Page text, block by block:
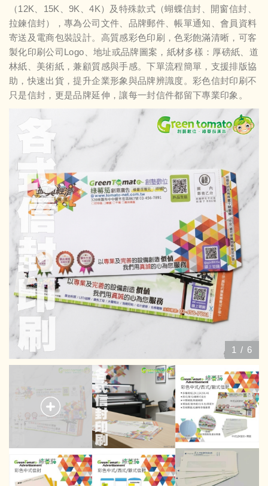
（12K、15K、9K、4K）及特殊款式（蝴蝶信封、開窗信封、
拉鍊信封），專為公司文件、品牌郵件、帳單通知、會員資料
寄送及電商包裝設計。高質感彩色印刷，色彩飽滿清晰，可客
製化印刷公司Logo、地址或品牌圖案，紙材多樣：厚磅紙、道
林紙、美術紙，兼顧質感與手感。下單流程簡單，支援排版協
助，快速出貨，提升企業形象與品牌辨識度。彩色信封印刷不
只是信封，更是品牌延伸，讓每一封信件都留下專業印象。
1 / 6